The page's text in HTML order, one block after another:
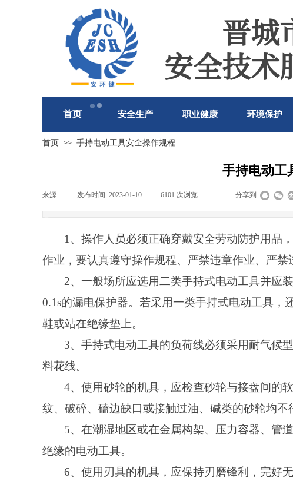
晋城
安全技术
安全生产 职业健康 环境保护
首页
首页 >> 手持电动工具安全操作规程
手持电动工
来源: 发布时间: 2023-01-10 6101 次浏览 分享到:
1、操作人员必须正确穿戴安全劳动防护用品
作业，要认真遵守操作规程、严禁违章作业、严禁
2、一般场所应选用二类手持式电动工具并应
0.1s的漏电保护器。若采用一类手持式电动工具
鞋或站在绝缘垫上。
3、手持式电动工具的负荷线必须采用耐气候
料花线。
4、使用砂轮的机具，应检查砂轮与接盘间的
纹、破碎、磕边缺口或接触过油、碱类的砂轮均不
5、在潮湿地区或在金属构架、压力容器、管
绝缘的电动工具。
6、使用刃具的机具，应保持刃磨锋利，完好